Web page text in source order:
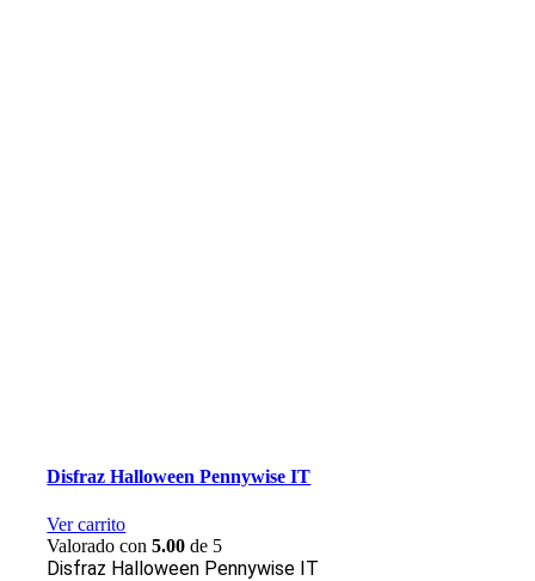
Disfraz Halloween Pennywise IT
Ver carrito
Valorado con5.00 de 5
Disfraz Halloween Pennywise IT